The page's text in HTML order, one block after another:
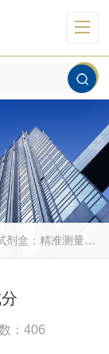
：精准测量水中成分
：406